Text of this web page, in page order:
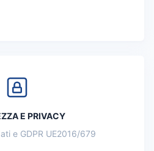
E PRIVACY
e GDPR UE2016/679